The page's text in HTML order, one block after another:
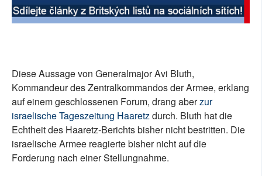
Diese Aussage von Generalmajor Avi Bluth,
Kommandeur des Zentralkommandos der Armee, erklang
auf einem geschlossenen Forum, drang aberzur
israelische Tageszeitung Haaretzdurch. Bluth hat die
Echtheit des Haaretz-Berichts bisher nicht bestritten. Die
israelische Armee reagierte bisher nicht auf die
Forderung nach einer Stellungnahme.